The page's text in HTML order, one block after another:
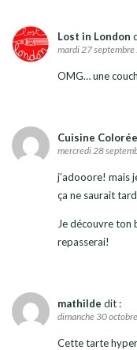
Lost in London
mardi 27
OMG… une
Cuisine Colorée
mercredi 28
j’adooore! mais
ça ne saurait
Je découvre ton
repasserai!
mathilde dit :
dimanche 30
Cette tarte